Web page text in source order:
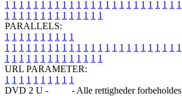
1 1 1 1 1 1 1 1 1 1 1 1 1 1 1 1 1 1 1 1 1 1 1 1 1
1 1 1 1 1 1 1 1 1 1 1 1 1 1
PARALLELS:
1 1 1 1 1 1 1 1 1 1
1 1 1 1 1 1 1 1 1 1 1 1 1 1 1 1 1 1 1 1 1 1 1 1 1
1 1 1 1 1 1 1 1 1 1 1 1 1 1
URL PARAMETER:
1 1 1 1 1 1 1 1 1 1
DVD 2 U -
- Alle rettigheder forbeholdes